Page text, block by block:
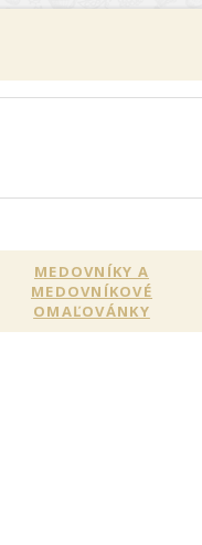
MEDOVNÍKY A
MEDOVNÍKOVÉ
OMAĽOVÁNKY